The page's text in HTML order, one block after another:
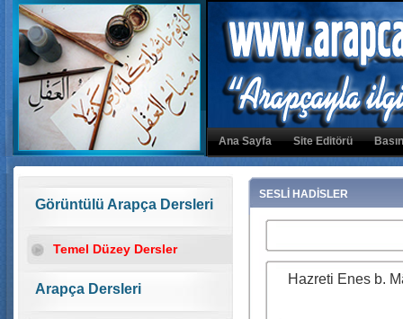
Ana Sayfa Site Editörü
Görüntülü Arapça Dersleri
Temel Düzey Dersler
Arapça Dersleri
SESLİ HADİSLER
Hazreti Enes b.